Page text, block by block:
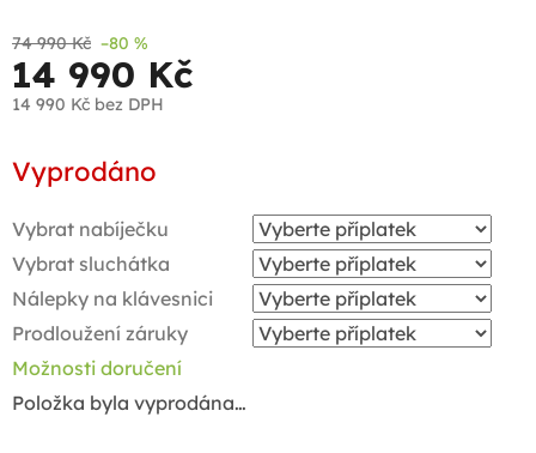
74 990 Kč –80 %
14 990 Kč
14 990 Kč bez DPH
cena:
Vyprodáno
Vybrat nabíječku
Vybrat sluchátka
Nálepky na klávesnici
Prodloužení záruky
Možnosti doručení
Položka byla vyprodána…